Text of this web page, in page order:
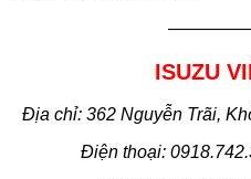
ISUZU
Địa chỉ: 362 Nguyễn Trãi,
Điện thoại: